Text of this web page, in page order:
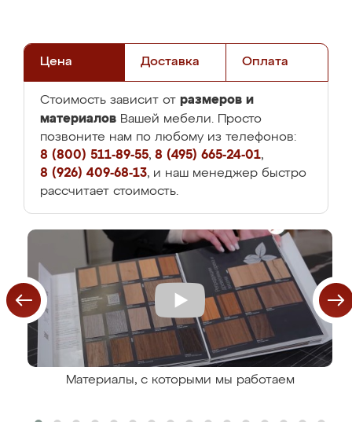
Цена Доставка Оплата
Стоимость зависит от размеров и
материалов Вашей мебели. Просто
позвоните нам по любому из телефонов:
8 (800) 511-89-55, 8 (495) 665-24-01,
8 (926) 409-68-13, и наш менеджер быстро
рассчитает стоимость.
Материалы, с которыми мы работаем